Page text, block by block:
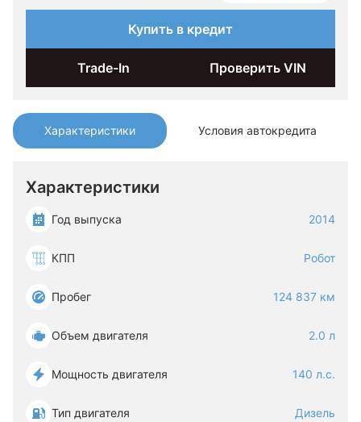
Характеристики Условия автокредита
Характеристики
Год выпуска 2014
КПП Робот
Пробег 124 837 км
Объем двигателя 2.0 л
Мощность двигателя 140 л.с.
Тип двигателя Дизель
Купить в кредит
Trade-In Проверить VIN